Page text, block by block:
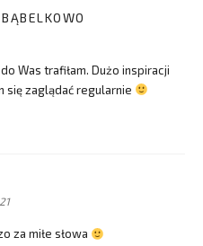
Was trafiłam. Dużo inspiracji
się zaglądać regularnie
za miłe słowa